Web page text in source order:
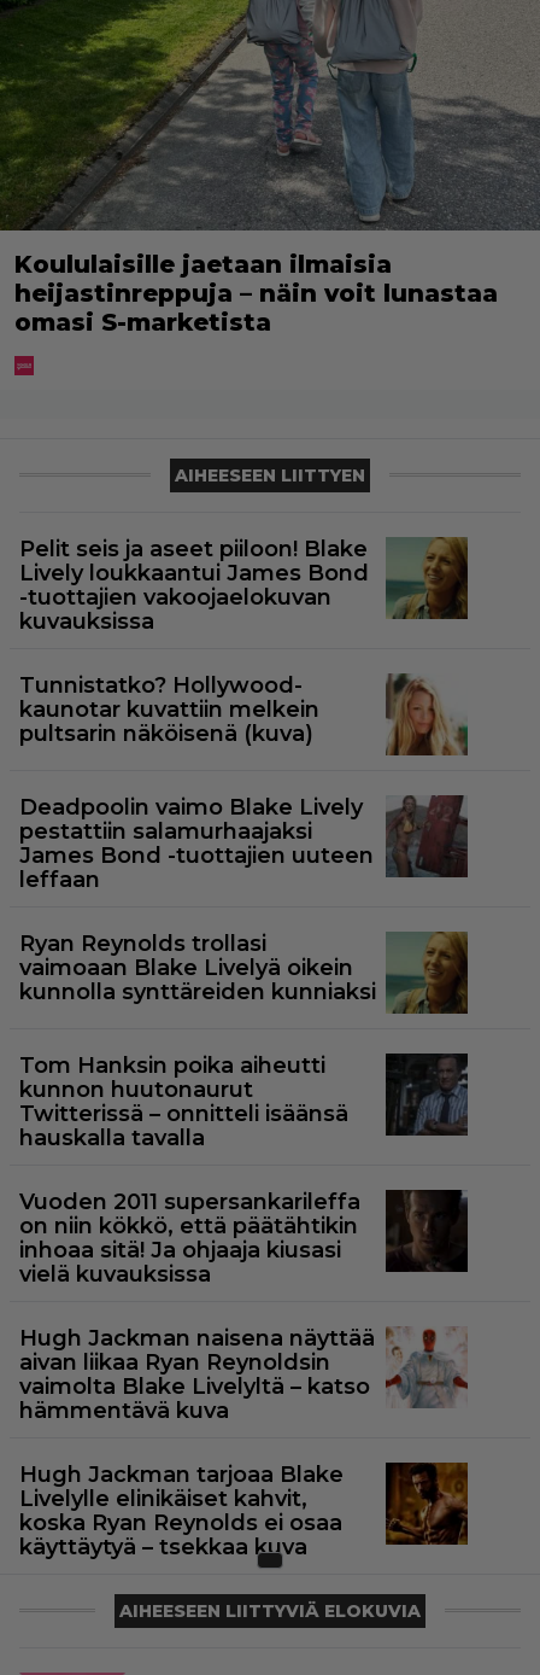
Koululaisille jaetaan ilmaisia
heijastinreppuja – näin voit lunastaa
omasi S-marketista
AIHEESEEN LIITTYEN
Pelit seis ja aseet piiloon! Blake
Lively loukkaantui James Bond
-tuottajien vakoojaelokuvan
kuvauksissa
Tunnistatko? Hollywood-
kaunotar kuvattiin melkein
pultsarin näköisenä (kuva)
Deadpoolin vaimo Blake Lively
pestattiin salamurhaajaksi
James Bond -tuottajien uuteen
leffaan
Ryan Reynolds trollasi
vaimoaan Blake Livelyä oikein
kunnolla synttäreiden kunniaksi
Tom Hanksin poika aiheutti
kunnon huutonaurut
Twitterissä – onnitteli isäänsä
hauskalla tavalla
Vuoden 2011 supersankarileffa
on niin kökkö, että päätähtikin
inhoaa sitä! Ja ohjaaja kiusasi
vielä kuvauksissa
Hugh Jackman naisena näyttää
aivan liikaa Ryan Reynoldsin
vaimolta Blake Livelyltä – katso
hämmentävä kuva
Hugh Jackman tarjoaa Blake
Livelylle elinikäiset kahvit,
koska Ryan Reynolds ei osaa
käyttäytyä – tsekkaa kuva
AIHEESEEN LIITTYVIÄ ELOKUVIA